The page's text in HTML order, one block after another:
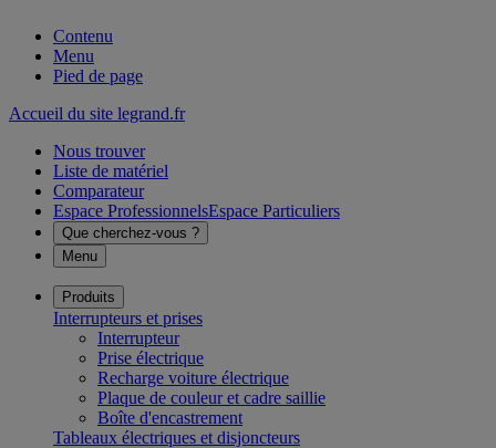
Contenu
Menu
Pied de page
Accueil du site legrand.fr
Nous trouver
Liste de matériel
Comparateur
Espace ProfessionnelsEspace Particuliers
Que cherchez-vous ?
Menu
Produits
Interrupteurs et prises
Interrupteur
Prise électrique
Recharge voiture électrique
Plaque de couleur et cadre saillie
Boîte d'encastrement
Tableaux électriques et disjoncteurs